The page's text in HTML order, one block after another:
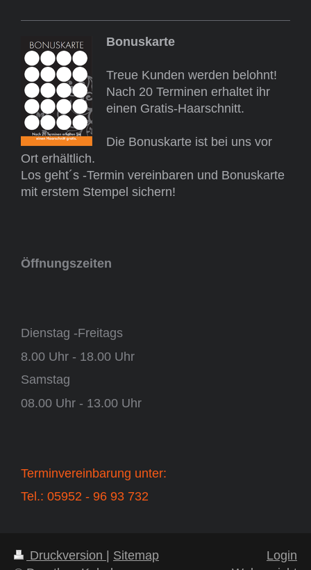
Bonuskarte
Treue Kunden werden belohnt!
Nach 20 Terminen erhaltet ihr
einen Gratis-Haarschnitt.
Die Bonuskarte ist bei uns vor
Ort erhältlich.
Los geht´s -Termin vereinbaren und Bonuskarte
mit erstem Stempel sichern!
Öffnungszeiten
Dienstag -Freitags
8.00 Uhr - 18.00 Uhr
Samstag
08.00 Uhr - 13.00 Uhr
Terminvereinbarung unter:
Tel.: 05952 - 96 93 732
Druckversion
Sitemap
Login